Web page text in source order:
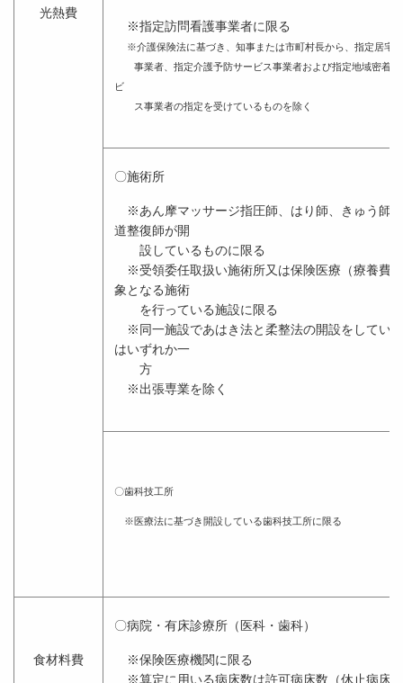
光熱費
※指定訪問看護事業者に限る
※介護保険法に基づき、知事または市町村長から、指定居宅
事業者、指定介護予防サービス事業者および指定地域密着型
ビ
ス事業者の指定を受けているものを除く
〇施術所
※あん摩マッサージ指圧師、はり師、きゅう師
道整復師が開
設しているものに限る
※受領委任取扱い施術所又は保険医療（療養費
象となる施術
を行っている施設に限る
※同一施設であはき法と柔整法の開設をしてい
はいずれか一
方
※出張専業を除く
〇歯科技工所
※医療法に基づき開設している歯科技工所に限る
食材料費
〇病院・有床診療所（医科・歯科）
※保険医療機関に限る
※算定に用いる病床数は許可病床数（休止病床